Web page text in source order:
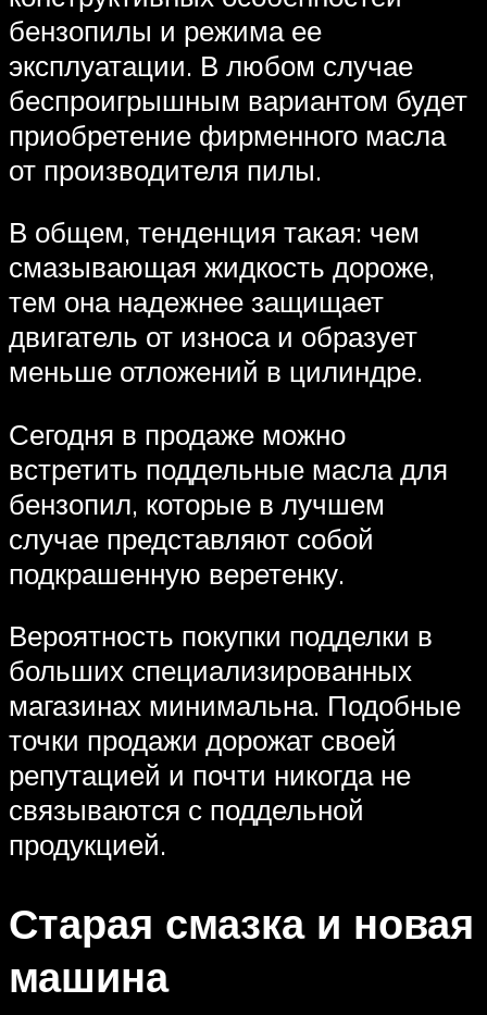
бензопилы и режима ее
эксплуатации. В любом случае
беспроигрышным вариантом будет
приобретение фирменного масла
от производителя пилы.
В общем, тенденция такая: чем
смазывающая жидкость дороже,
тем она надежнее защищает
двигатель от износа и образует
меньше отложений в цилиндре.
Сегодня в продаже можно
встретить поддельные масла для
бензопил, которые в лучшем
случае представляют собой
подкрашенную веретенку.
Вероятность покупки подделки в
больших специализированных
магазинах минимальна. Подобные
точки продажи дорожат своей
репутацией и почти никогда не
связываются с поддельной
продукцией.
Старая смазка и новая
машина